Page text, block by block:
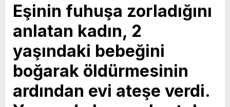
Eşinin fuhuşa zorladığını
anlatan kadın, 2
yaşındaki bebeğini
boğarak öldürmesinin
ardından evi ateşe verdi.